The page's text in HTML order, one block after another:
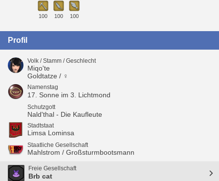
100 100 100
Profil
Volk / Stamm / Geschlecht
Miqo'te
Goldtatze / ♀
Namenstag
17. Sonne im 3. Lichtmond
Schutzgott
Nald'thal - Die Kaufleute
Stadtstaat
Limsa Lominsa
Staatliche Gesellschaft
Mahlstrom / Großsturmbootsmann
Freie Gesellschaft
Brb cat